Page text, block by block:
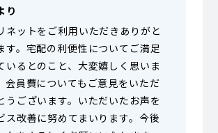
り
ネットをご利用いただきありがと
す。宅配の利便性についてご満足
いるとのこと、大変嬉しく思いま
会員費についてもご意見をいただ
うございます。いただいたお声を
ス改善に努めてまいります。今後